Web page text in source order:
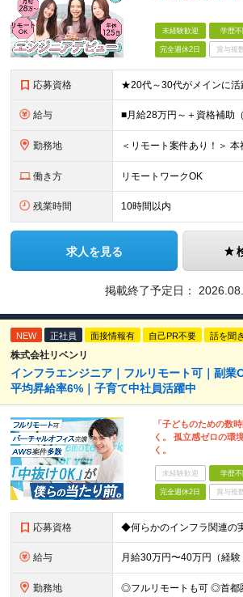
未経験歓迎 学歴不
完全週休2日 賞与複
応募資格
給与
勤務地
働き方 リモートワークOK
残業時間 10時間以内
求人を見る
掲載終了予定日：
NEW 正社員 面接情報有 自己PR不要 話を聞
株式会社リベンリ
インフラエンジニア｜フルリモート可｜副業
平均昇給率6%｜子育て中社員活躍中
「子どものための数
く。 孤立感ゼロの環
く。
未経験歓迎 学歴不
完全週休2日 賞与複
応募資格
給与
勤務地